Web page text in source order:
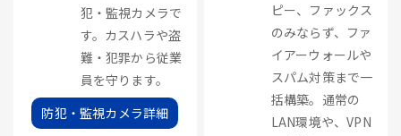
犯・監視カメラで
す。カスハラや盗
難・犯罪から従業
員を守ります。
防犯・監視カメラ詳細
ピー、ファックス
のみならず、ファ
イアーウォールや
スパム対策まで一
括構築。通常の
LAN環境や、VPN